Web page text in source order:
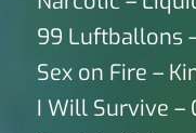
99 Luftballons
Sex on Fire –
I Will Survive –